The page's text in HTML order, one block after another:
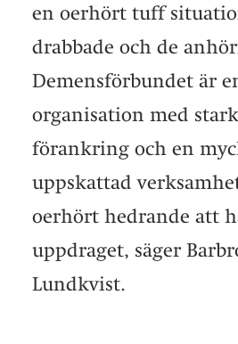
en oerhört tuff
drabbade och de
Demensförbundet är
organisation med
förankring och en
uppskattad
oerhört hedrande att
uppdraget, säger
Lundkvist.